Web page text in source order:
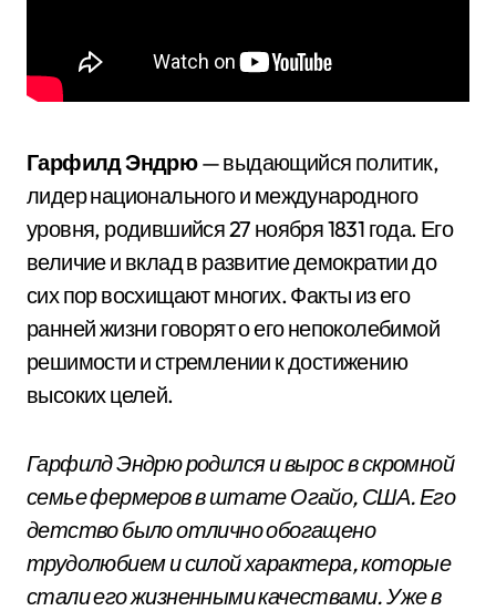
Гарфилд Эндрю— выдающийся политик,
лидер национального и международного
уровня, родившийся 27 ноября 1831 года. Его
величие и вклад в развитие демократии до
сих пор восхищают многих. Факты из его
ранней жизни говорят о его непоколебимой
решимости и стремлении к достижению
высоких целей.
Гарфилд Эндрю родился и вырос в скромной
семье фермеров в штате Огайо, США. Его
детство было отлично обогащено
трудолюбием и силой характера, которые
стали его жизненными качествами. Уже в